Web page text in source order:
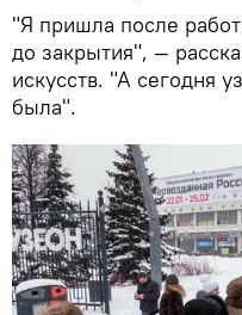
"Я пришла после
до закрытия", —
искусств. "А сегодня
была".